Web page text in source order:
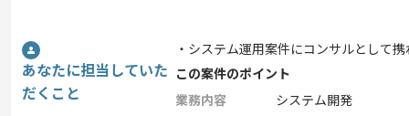
あなたに担当していた
だくこと
・システム運用案件にコンサルとして
この案件のポイント
業務内容
システム開発